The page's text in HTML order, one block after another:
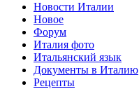
Новости Италии
Новое
Форум
Италия фото
Итальянский язык
Документы в Италию
Рецепты